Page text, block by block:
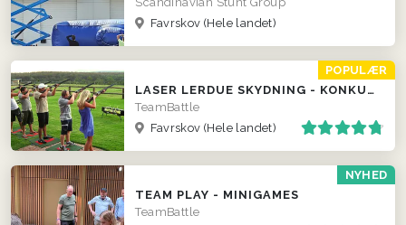
Favrskov (Hele landet)
POPULÆR
LASER LERDUE SKYDNING - KONKURRENCER LOKALT HOS JER!
TeamBattle
Favrskov (Hele landet)
NYHED
TEAM PLAY - MINIGAMES
TeamBattle